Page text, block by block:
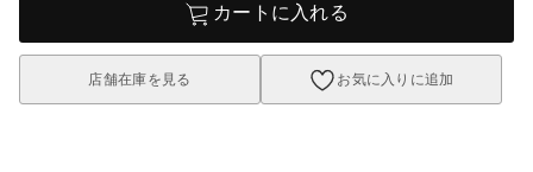
カートに入れる
店舗在庫を見る お気に入りに追加